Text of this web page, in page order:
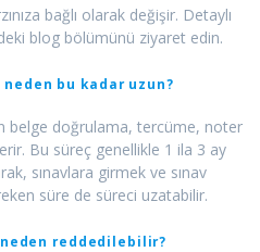
bağlı olarak değişir. Detaylı
blog bölümünü ziyaret edin.
bu kadar uzun?
belge doğrulama, tercüme, noter
Bu süreç genellikle 1 ila 3 ay
sınavlara girmek ve sınav
süre de süreci uzatabilir.
reddedilebilir?